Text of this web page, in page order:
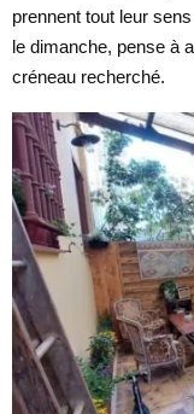
prennent tout leur
le dimanche, pense à
créneau recherché.